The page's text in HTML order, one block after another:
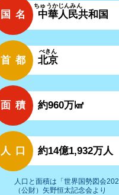
国名 中華人民
ちゅうかじんみん
共和国
首都 北京
ぺきん
面積 約960万㎢
人口 約14億1,932万人
人口と面積は「世界国勢図会
（公財）矢野恒太記念会より